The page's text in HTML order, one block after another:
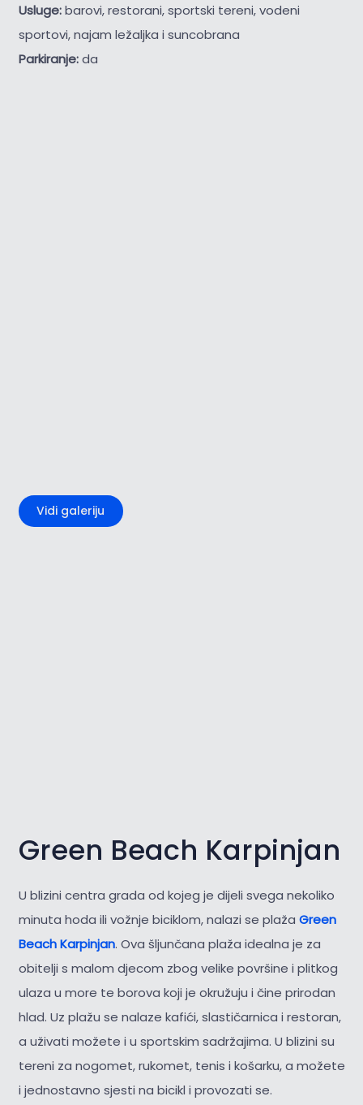
Usluge:barovi, restorani, sportski tereni, vodeni
sportovi, najam ležaljka i suncobrana
Parkiranje:da
Vidi galeriju
Green Beach Karpinjan
U blizini centra grada od kojeg je dijeli svega nekoliko
minuta hoda ili vožnje biciklom, nalazi se plaža Green
Beach Karpinjan. Ova šljunčana plaža idealna je za
obitelji s malom djecom zbog velike površine i plitkog
ulaza u more te borova koji je okružuju i čine prirodan
hlad. Uz plažu se nalaze kafići, slastičarnica i restoran,
a uživati možete i u sportskim sadržajima. U blizini su
tereni za nogomet, rukomet, tenis i košarku, a možete
i jednostavno sjesti na bicikl i provozati se.